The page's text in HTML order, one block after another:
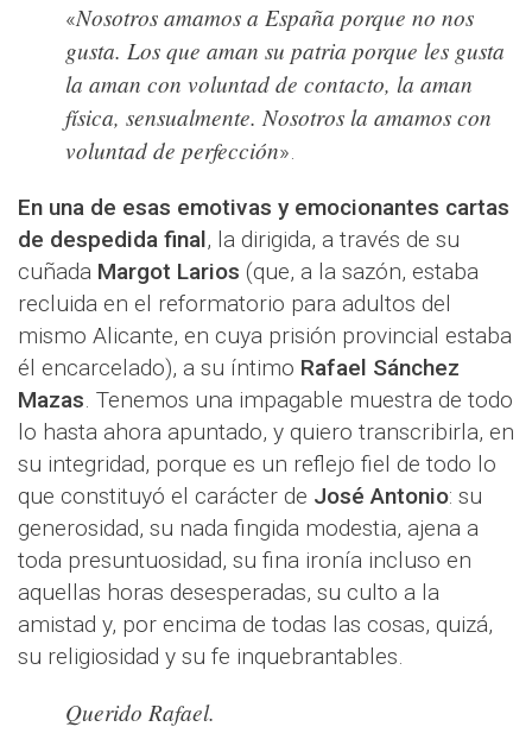
«Nosotros amamos a España porque no nos
gusta. Los que aman su patria porque les gusta
la aman con voluntad de contacto, la aman
física, sensualmente. Nosotros la amamos con
voluntad de perfección».
En una de esas emotivas y emocionantes cartas
de despedida final, la dirigida, a través de su
cuñada Margot Larios (que, a la sazón, estaba
recluida en el reformatorio para adultos del
mismo Alicante, en cuya prisión provincial estaba
él encarcelado), a su íntimo Rafael Sánchez
Mazas. Tenemos una impagable muestra de todo
lo hasta ahora apuntado, y quiero transcribirla, en
su integridad, porque es un reflejo fiel de todo lo
que constituyó el carácter de José Antonio: su
generosidad, su nada fingida modestia, ajena a
toda presuntuosidad, su fina ironía incluso en
aquellas horas desesperadas, su culto a la
amistad y, por encima de todas las cosas, quizá,
su religiosidad y su fe inquebrantables.
Querido Rafael.